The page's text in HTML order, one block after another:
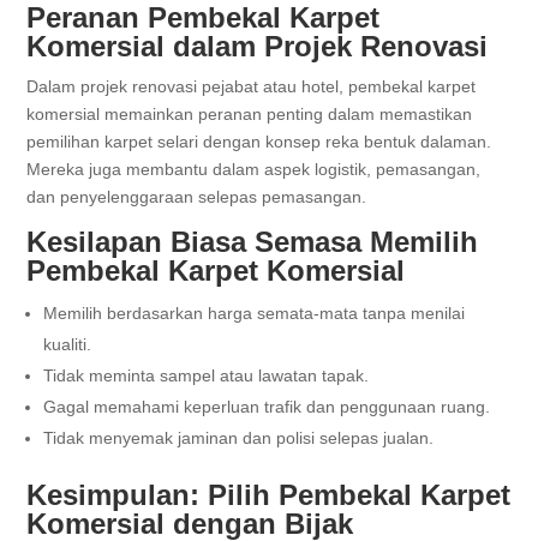
Peranan Pembekal Karpet
Komersial dalam Projek Renovasi
Dalam projek renovasi pejabat atau hotel, pembekal karpet
komersial memainkan peranan penting dalam memastikan
pemilihan karpet selari dengan konsep reka bentuk dalaman.
Mereka juga membantu dalam aspek logistik, pemasangan,
dan penyelenggaraan selepas pemasangan.
Kesilapan Biasa Semasa Memilih
Pembekal Karpet Komersial
Memilih berdasarkan harga semata-mata tanpa menilai
kualiti.
Tidak meminta sampel atau lawatan tapak.
Gagal memahami keperluan trafik dan penggunaan ruang.
Tidak menyemak jaminan dan polisi selepas jualan.
Kesimpulan: Pilih Pembekal Karpet
Komersial dengan Bijak